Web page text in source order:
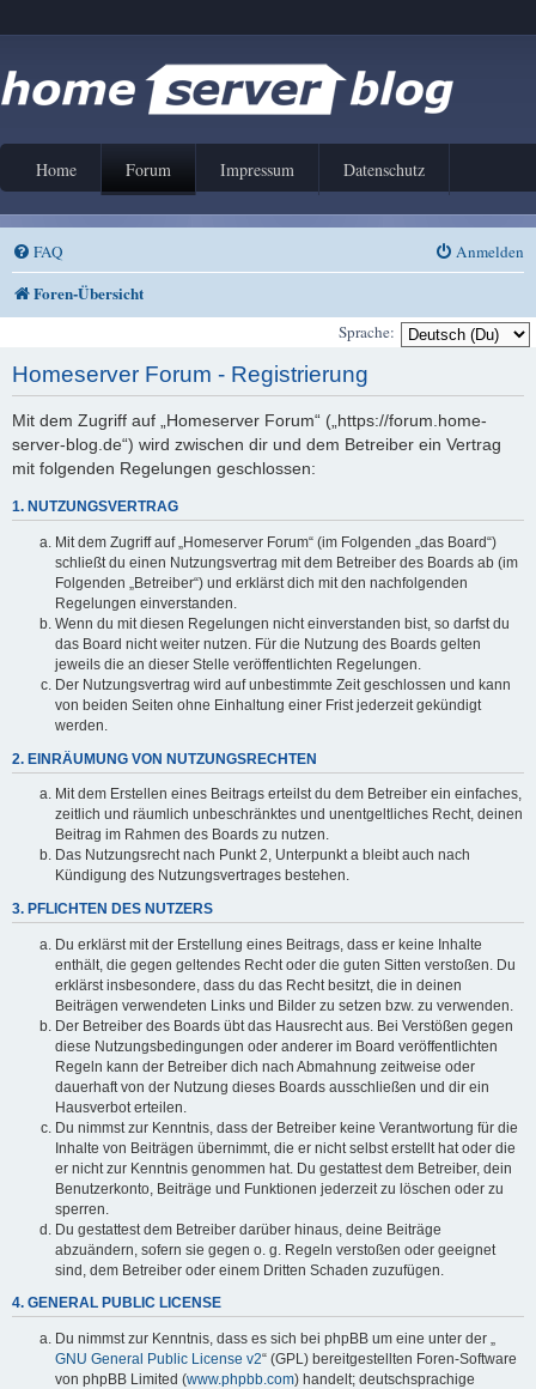
Home Forum Impressum Datenschutz
FAQ Anmelden
Foren-Übersicht
Sprache:
Homeserver Forum - Registrierung
Mit dem Zugriff auf „Homeserver Forum“ („https://forum.home-
server-blog.de“) wird zwischen dir und dem Betreiber ein Vertrag
mit folgenden Regelungen geschlossen:
1. NUTZUNGSVERTRAG
Mit dem Zugriff auf „Homeserver Forum“ (im Folgenden „das Board“)
schließt du einen Nutzungsvertrag mit dem Betreiber des Boards ab (im
Folgenden „Betreiber“) und erklärst dich mit den nachfolgenden
Regelungen einverstanden.
Wenn du mit diesen Regelungen nicht einverstanden bist, so darfst du
das Board nicht weiter nutzen. Für die Nutzung des Boards gelten
jeweils die an dieser Stelle veröffentlichten Regelungen.
Der Nutzungsvertrag wird auf unbestimmte Zeit geschlossen und kann
von beiden Seiten ohne Einhaltung einer Frist jederzeit gekündigt
werden.
2. EINRÄUMUNG VON NUTZUNGSRECHTEN
Mit dem Erstellen eines Beitrags erteilst du dem Betreiber ein einfaches,
zeitlich und räumlich unbeschränktes und unentgeltliches Recht, deinen
Beitrag im Rahmen des Boards zu nutzen.
Das Nutzungsrecht nach Punkt 2, Unterpunkt a bleibt auch nach
Kündigung des Nutzungsvertrages bestehen.
3. PFLICHTEN DES NUTZERS
Du erklärst mit der Erstellung eines Beitrags, dass er keine Inhalte
enthält, die gegen geltendes Recht oder die guten Sitten verstoßen. Du
erklärst insbesondere, dass du das Recht besitzt, die in deinen
Beiträgen verwendeten Links und Bilder zu setzen bzw. zu verwenden.
Der Betreiber des Boards übt das Hausrecht aus. Bei Verstößen gegen
diese Nutzungsbedingungen oder anderer im Board veröffentlichten
Regeln kann der Betreiber dich nach Abmahnung zeitweise oder
dauerhaft von der Nutzung dieses Boards ausschließen und dir ein
Hausverbot erteilen.
Du nimmst zur Kenntnis, dass der Betreiber keine Verantwortung für die
Inhalte von Beiträgen übernimmt, die er nicht selbst erstellt hat oder die
er nicht zur Kenntnis genommen hat. Du gestattest dem Betreiber, dein
Benutzerkonto, Beiträge und Funktionen jederzeit zu löschen oder zu
sperren.
Du gestattest dem Betreiber darüber hinaus, deine Beiträge
abzuändern, sofern sie gegen o. g. Regeln verstoßen oder geeignet
sind, dem Betreiber oder einem Dritten Schaden zuzufügen.
4. GENERAL PUBLIC LICENSE
Du nimmst zur Kenntnis, dass es sich bei phpBB um eine unter der „
GNU General Public License v2“ (GPL) bereitgestellten Foren-Software
von phpBB Limited (www.phpbb.com) handelt; deutschsprachige